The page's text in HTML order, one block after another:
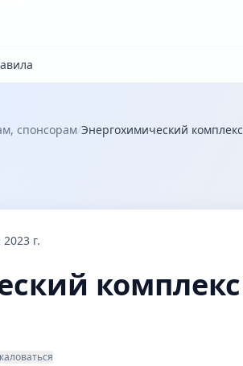
спонсорам/Энергохимический комплекс
г.
комплекс